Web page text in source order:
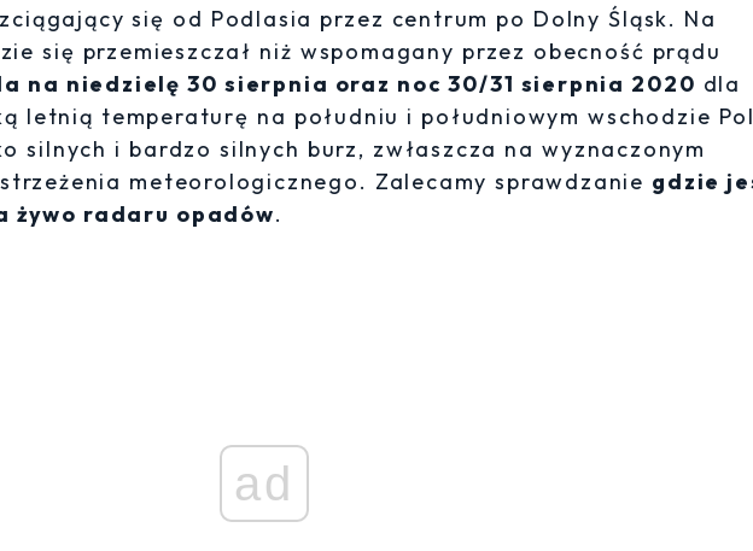
się od Podlasia przez centrum po Dolny Śląsk. Na
się przemieszczał niż wspomagany przez obecność prądu
na niedzielę 30 sierpnia oraz noc 30/31 sierpnia 2020 dla
letnią temperaturę na południu i południowym wschodzie
silnych i bardzo silnych burz, zwłaszcza na wyznaczonym
meteorologicznego. Zalecamy sprawdzanie gdzie
żywo radaru opadów.
ad